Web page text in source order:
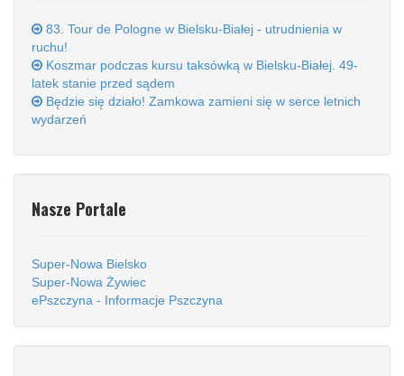
83. Tour de Pologne w Bielsku-Białej - utrudnienia w
ruchu!
Koszmar podczas kursu taksówką w Bielsku-Białej. 49-
latek stanie przed sądem
Będzie się działo! Zamkowa zamieni się w serce letnich
wydarzeń
Nasze Portale
Super-Nowa Bielsko
Super-Nowa Żywiec
ePszczyna - Informacje Pszczyna